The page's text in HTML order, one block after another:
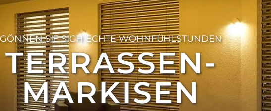
GÖNNEN SIE SICH ECHTE WOHNFÜHLSTUNDEN
TERRASSEN-
MARKISEN